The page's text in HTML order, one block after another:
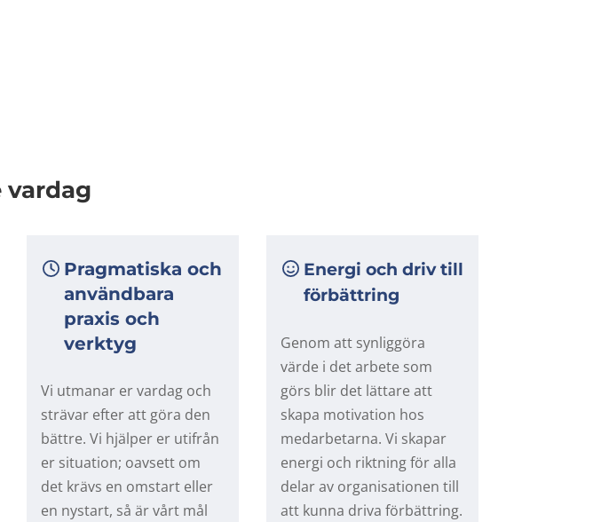
vardag
Pragmatiska och
användbara
praxis och
verktyg
Vi utmanar er vardag och
strävar efter att göra den
bättre. Vi hjälper er utifrån
er situation; oavsett om
det krävs en omstart eller
en nystart, så är vårt mål
Energi och driv till
förbättring
Genom att synliggöra
värde i det arbete som
görs blir det lättare att
skapa motivation hos
medarbetarna. Vi skapar
energi och riktning för alla
delar av organisationen till
att kunna driva förbättring.